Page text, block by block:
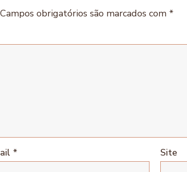
Campos obrigatórios são marcados com *
* Site